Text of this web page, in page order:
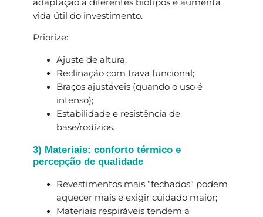
adaptação a diferentes biotipos e aumenta
vida útil do investimento.
Priorize:
Ajuste de altura;
Reclinação com trava funcional;
Braços ajustáveis (quando o uso é
intenso);
Estabilidade e resistência de
base/rodízios.
3) Materiais: conforto térmico e
percepção de qualidade
Revestimentos mais “fechados” podem
aquecer mais e exigir cuidado maior;
Materiais respiráveis tendem a